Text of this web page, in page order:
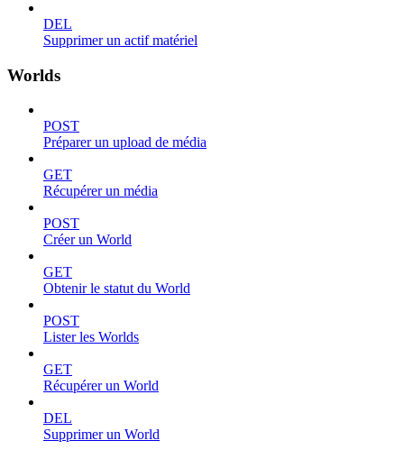
DEL
Supprimer un actif matériel
Worlds
POST
Préparer un upload de média
GET
Récupérer un média
POST
Créer un World
GET
Obtenir le statut du World
POST
Lister les Worlds
GET
Récupérer un World
DEL
Supprimer un World